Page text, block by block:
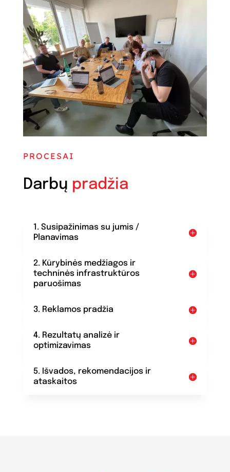
PROCESAI
Darbų pradžia
1. Susipažinimas su jumis /
Planavimas
2. Kūrybinės medžiagos ir
techninės infrastruktūros
paruošimas
3. Reklamos pradžia
4. Rezultatų analizė ir
optimizavimas
5. Išvados, rekomendacijos ir
ataskaitos